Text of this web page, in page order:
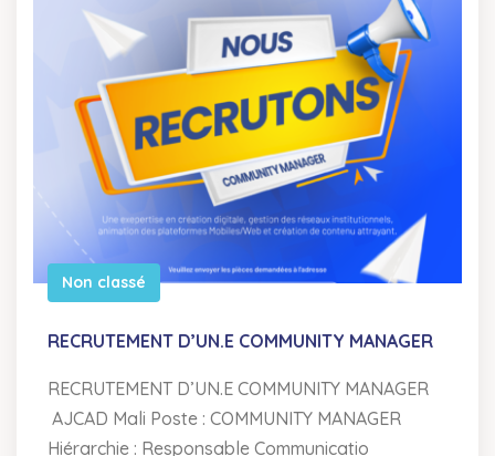
Non classé
RECRUTEMENT D’UN.E COMMUNITY MANAGER
RECRUTEMENT D’UN.E COMMUNITY MANAGER
AJCAD Mali Poste : COMMUNITY MANAGER
Hiérarchie : Responsable Communicatio